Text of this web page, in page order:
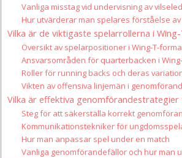
Vanliga misstag vid undervisning av
Hur utvärderar man spelares förståelse
Vilka är de viktigaste spelarrollerna i
Översikt av spelarpositioner i Wing-T-
Ansvarsområden för quarterbacken i
Roller för running backs och deras
Vikten av offensiva linjemän i
Vilka är effektiva
Steg för att säkerställa korrekt
Kommunikationstekniker för
Hur man anpassar spel under en match
Vanliga genomförandefällor och hur man